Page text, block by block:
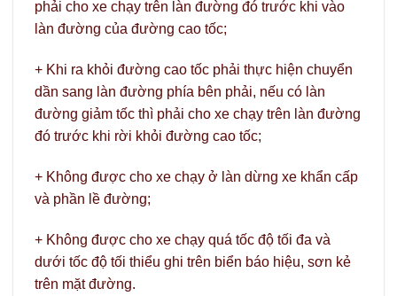
phải cho xe chạy trên làn đường đó trước khi vào
làn đường của đường cao tốc;
+ Khi ra khỏi đường cao tốc phải thực hiện chuyển
dần sang làn đường phía bên phải, nếu có làn
đường giảm tốc thì phải cho xe chạy trên làn đường
đó trước khi rời khỏi đường cao tốc;
+ Không được cho xe chạy ở làn dừng xe khẩn cấp
và phần lề đường;
+ Không được cho xe chạy quá tốc độ tối đa và
dưới tốc độ tối thiểu ghi trên biển báo hiệu, sơn kẻ
trên mặt đường.